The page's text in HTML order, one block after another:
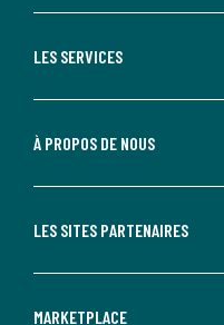
LES SERVICES
À PROPOS DE NOUS
LES SITES PARTENAIRES
MARKETPLACE